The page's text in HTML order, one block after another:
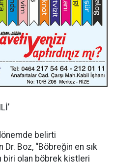
belirti
Boz, “Böbreğin en sık
biri olan böbrek kistleri